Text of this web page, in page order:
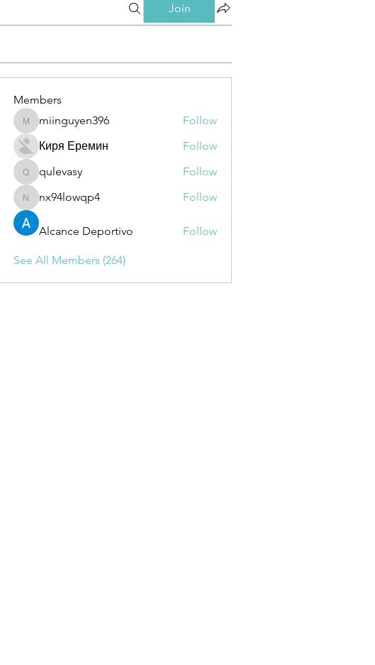
Join
Members
miinguyen396
miinguyen396
Follow
Киря Еремин
Follow
qulevasy
qulevasy Follow
nx94lowqp4
nx94lowqp4 Follow
Alcance Deportivo Follow
See All Members (264)